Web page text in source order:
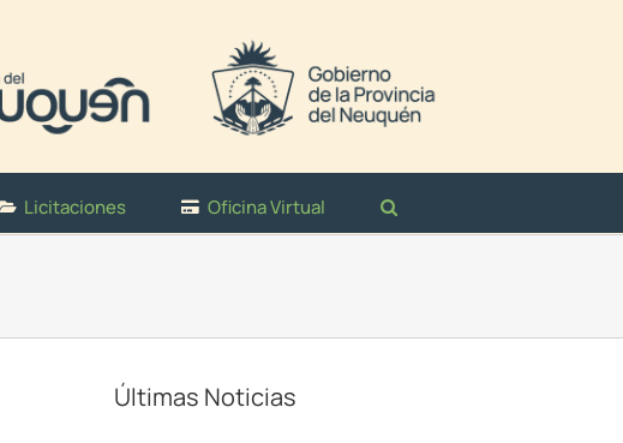
Licitaciones Oficina Virtual
Últimas Noticias